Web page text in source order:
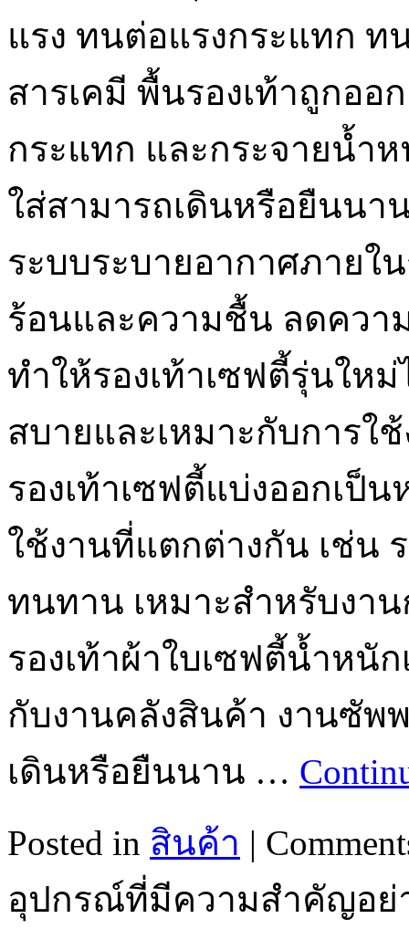
แรง ทนต่อแรงกระแทก
สารเคมี พื้นรองเท้าถูกอ
กระแทก และกระจายน้ำ
ใส่สามารถเดินหรือยืนนา
ระบบระบายอากาศภายใ
ร้อนและความชื้น ลดควา
ทำให้รองเท้าเซฟตี้รุ่นให
สบายและเหมาะกับการใ
รองเท้าเซฟตี้แบ่งออกเป็
ใช้งานที่แตกต่างกัน เช่น
ทนทาน เหมาะสำหรับงา
รองเท้าผ้าใบเซฟตี้น้ำหนั
กับงานคลังสินค้า งานซัพ
เดินหรือยืนนาน …
Posted in สินค้า |
อุปกรณ์ที่มีความสำคัญอย่